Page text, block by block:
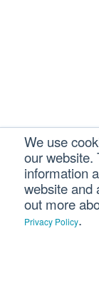
We use
our website.
information
website and
out more
Privacy Policy.
Get in touch
air testing
First name